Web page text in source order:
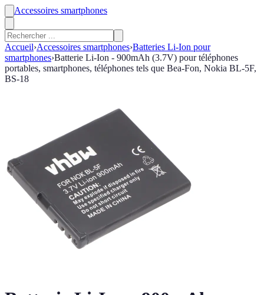
Accessoires smartphones
Accueil›Accessoires smartphones›Batteries Li-Ion pour
smartphones›Batterie Li-Ion - 900mAh (3.7V) pour téléphones
portables, smartphones, téléphones tels que Bea-Fon, Nokia BL-5F,
BS-18